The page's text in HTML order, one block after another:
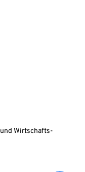
Wirtschafts-